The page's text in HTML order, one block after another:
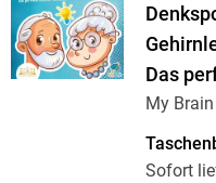
Das
My Brain
Sofort